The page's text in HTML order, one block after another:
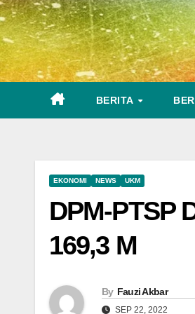
BERITA
EKONOMI NEWS UKM
DPM-PTSP
169,3 M
By Fauzi Akbar
SEP 22, 2022